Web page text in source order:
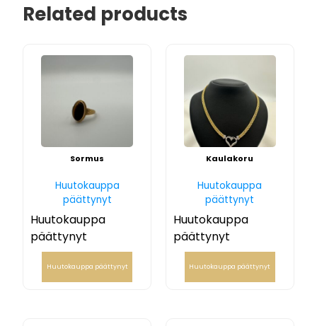
Related products
Sormus
Huutokauppa
päättynyt
Huutokauppa
päättynyt
Huutokauppa päättynyt
Kaulakoru
Huutokauppa
päättynyt
Huutokauppa
päättynyt
Huutokauppa päättynyt